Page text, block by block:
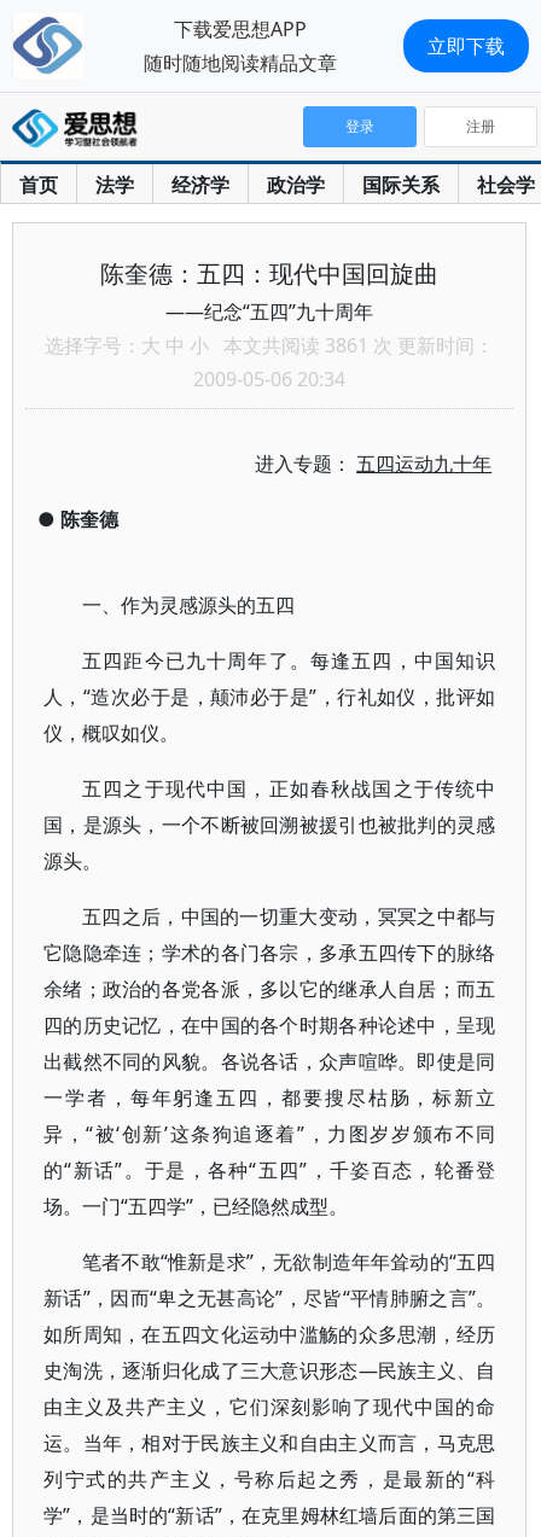
首页 法学 经济学 政治学 国际关系 社会学
登录 注册
陈奎德：五四：现代中国回旋曲
——纪念“五四”九十周年
选择字号： 大 中 小 本文共阅读 3861 次 更新时间：
2009-05-06 20:34
进入专题：五四运动九十年
● 陈奎德
一、作为灵感源头的五四
五四距今已九十周年了。每逢五四，中国知识
人，“造次必于是，颠沛必于是”，行礼如仪，批评如
仪，概叹如仪。
五四之于现代中国，正如春秋战国之于传统中
国，是源头，一个不断被回溯被援引也被批判的灵感
源头。
五四之后，中国的一切重大变动，冥冥之中都与
它隐隐牵连；学术的各门各宗，多承五四传下的脉络
余绪；政治的各党各派，多以它的继承人自居；而五
四的历史记忆，在中国的各个时期各种论述中，呈现
出截然不同的风貌。各说各话，众声喧哗。即使是同
一学者，每年躬逢五四，都要搜尽枯肠，标新立
异，“被‘创新’这条狗追逐着”，力图岁岁颁布不同
的“新话”。于是，各种“五四”，千姿百态，轮番登
场。一门“五四学”，已经隐然成型。
笔者不敢“惟新是求”，无欲制造年年耸动的“五四
新话”，因而“卑之无甚高论”，尽皆“平情肺腑之言”。
如所周知，在五四文化运动中滥觞的众多思潮，经历
史淘洗，逐渐归化成了三大意识形态—民族主义、自
由主义及共产主义，它们深刻影响了现代中国的命
运。当年，相对于民族主义和自由主义而言，马克思
列宁式的共产主义，号称后起之秀，是最新的“科
学”，是当时的“新话”，在克里姆林红墙后面的第三国
下载爱思想APP
随时随地阅读精品文章
立即下载